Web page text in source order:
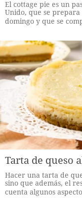
El cottage pie es un
Unido, que se
domingo y que se
Tarta de queso
Hacer una tarta de
sino que además, el
cuenta algunos